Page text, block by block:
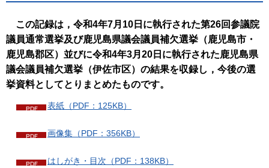
この記録は，令和4年7月10日に執行された第26回参議院
議員通常選挙及び鹿児島県議会議員補欠選挙（鹿児島市・
鹿児島郡区）並びに令和4年3月20日に執行された鹿児島県
議会議員補欠選挙（伊佐市区）の結果を収録し，今後の選
挙資料としてとりまとめたものです。
表紙（PDF：125KB）
画像集（PDF：356KB）
はしがき・目次（PDF：138KB）